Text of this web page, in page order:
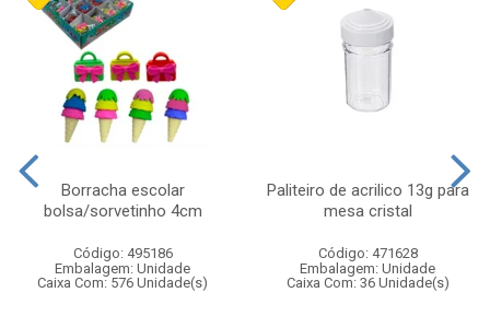
Borracha escolar
bolsa/sorvetinho 4cm
Código: 495186
Embalagem: Unidade
Caixa Com: 576 Unidade(s)
Paliteiro de acrilico 13g para
mesa cristal
Código: 471628
Embalagem: Unidade
Caixa Com: 36 Unidade(s)